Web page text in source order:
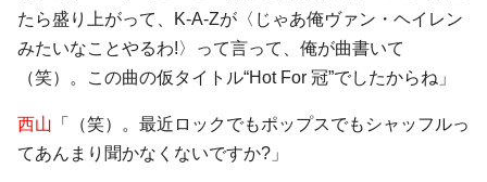
たら盛り上がって、K-A-Zが〈じゃあ俺ヴァン・ヘイレン
みたいなことやるわ!〉って言って、俺が曲書いて
（笑）。この曲の仮タイトル“Hot For 冠”でしたからね」
西山 「（笑）。最近ロックでもポップスでもシャッフルっ
てあんまり聞かなくないですか?」